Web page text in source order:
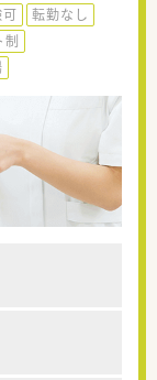
転勤なし
制